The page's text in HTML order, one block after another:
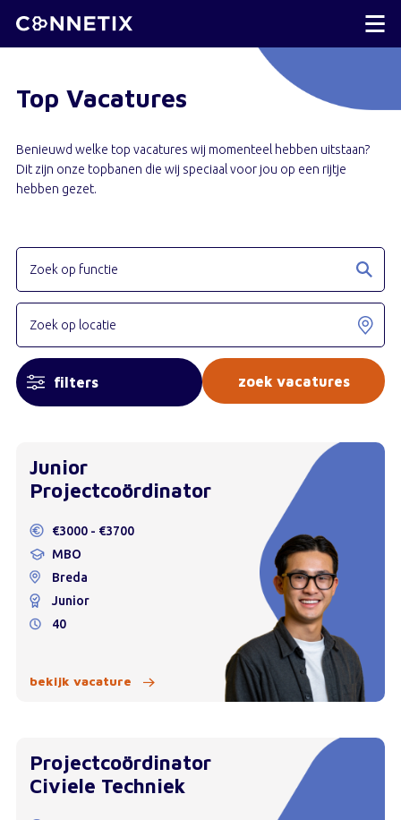
Top Vacatures
Benieuwd welke top vacatures wij momenteel hebben uitstaan?
Dit zijn onze topbanen die wij speciaal voor jou op een rijtje
hebben gezet.
filters
Junior
Projectcoördinator
€3000 - €3700
MBO
Breda
Junior
40
bekijk vacature
Projectcoördinator
Civiele Techniek